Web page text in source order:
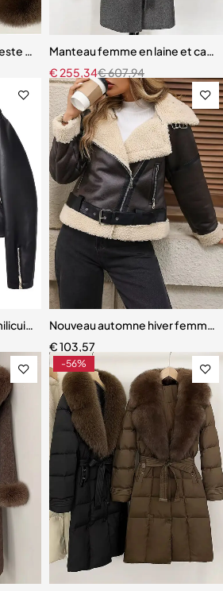
épaisse en simili cuir avec poignets
Manteau femme en laine et
€607,94
€255,34
noir – Coupe ample, zippée, style
Nouveau automne hiver
€103,57
-56%